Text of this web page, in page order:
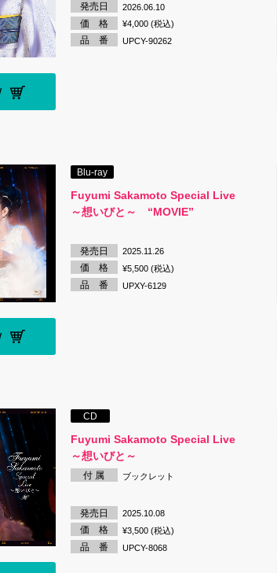
発売日 2026.06.10
価 格 ¥4,000 (税込)
品 番 UPCY-90262
Blu-ray
Fuyumi Sakamoto Special Live
～想いびと～ “MOVIE”
発売日 2025.11.26
価 格 ¥5,500 (税込)
品 番 UPXY-6129
CD
Fuyumi Sakamoto Special Live
～想いびと～
付 属 ブックレット
発売日 2025.10.08
価 格 ¥3,500 (税込)
品 番 UPCY-8068